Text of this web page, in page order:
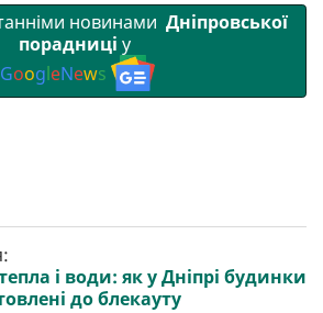
новинами Дніпровської
порадниці у
GoogleNews
і води: як у Дніпрі будинки
до блекауту